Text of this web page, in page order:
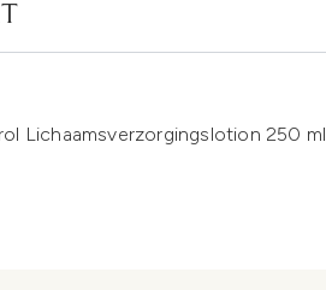
Lichaamsverzorgingslotion 250 ml